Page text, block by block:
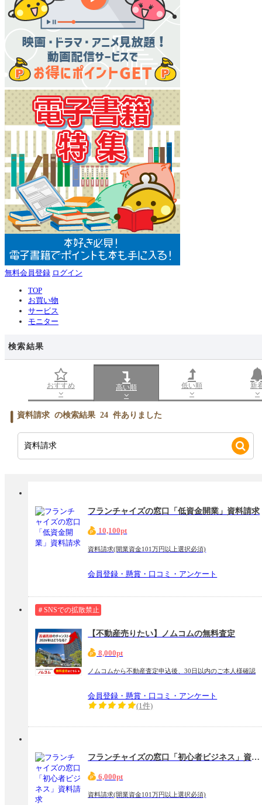
無料会員登録 ログイン
TOP
お買い物
サービス
モニター
検索結果
おすすめ 高い順 低い順 新
資料請求 の検索結果 24 件ありました
フランチャイズの窓口「低資金開業」資料請求
10,100pt
資料請求(開業資金101万円以上選択必須)
会員登録・懸賞・口コミ・アンケート
＃SNSでの拡散禁止
【不動産売りたい】ノムコムの無料査定
8,000pt
ノムコムから不動産査定申込後、30日以内のご本人様確認
会員登録・懸賞・口コミ・アンケート
(1件)
フランチャイズの窓口「初心者ビジネス」資料請求
6,000pt
資料請求(開業資金101万円以上選択必須)